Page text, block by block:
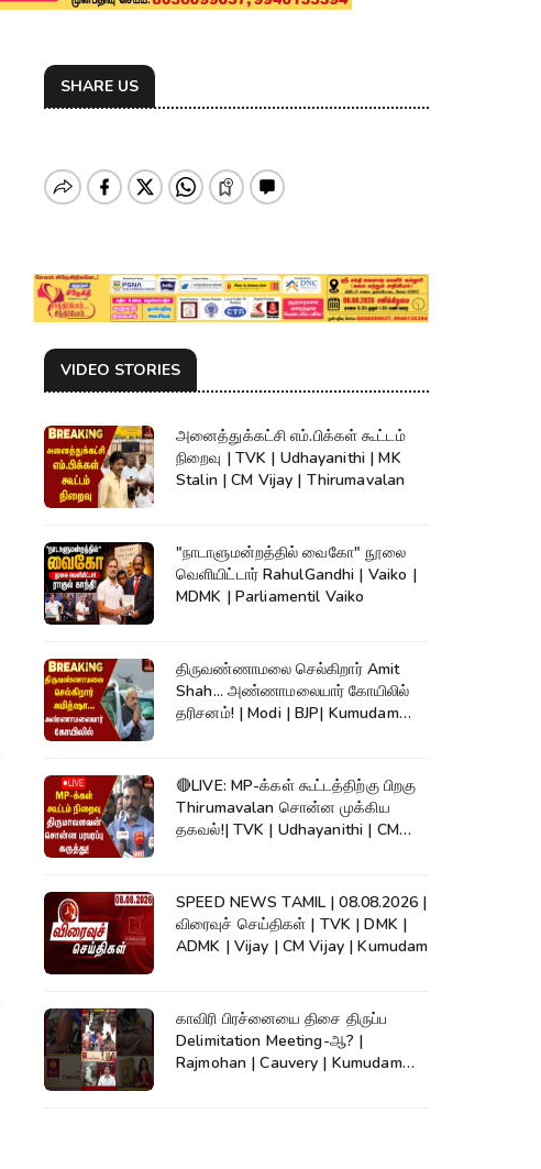
SHARE US
VIDEO STORIES
அனைத்துக்கட்சி எம்.பிக்கள் கூட்டம்
நிறைவு | TVK | Udhayanithi | MK
Stalin | CM Vijay | Thirumavalan
"நாடாளுமன்றத்தில் வைகோ" நூலை
வெளியிட்டார் RahulGandhi | Vaiko |
MDMK | Parliamentil Vaiko
திருவண்ணாமலை செல்கிறார் Amit
Shah... அண்ணாமலையார் கோயிலில்
தரிசனம்! | Modi | BJP| Kumudam
🔴LIVE: MP-க்கள் கூட்டத்திற்கு பிறகு
Thirumavalan சொன்ன முக்கிய
தகவல்!| TVK | Udhayanithi | CM
SPEED NEWS TAMIL | 08.08.2026 |
விரைவுச் செய்திகள் | TVK | DMK |
ADMK | Vijay | CM Vijay | Kumudam
காவிரி பிரச்னையை திசை திருப்ப
Delimitation Meeting-ஆ? |
Rajmohan | Cauvery | Kumudam